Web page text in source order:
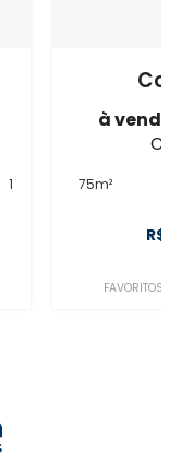
1
à venda
75m²
R$
FAVORITOS